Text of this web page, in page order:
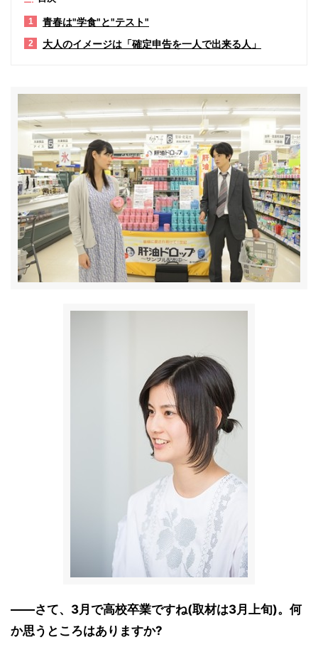
1 青春は"学食"と"テスト"
2 大人のイメージは「確定申告を一人で出来る人」
――さて、3月で高校卒業ですね(取材は3月上旬)。何
か思うところはありますか?